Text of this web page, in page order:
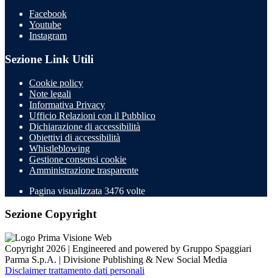
Facebook
Youtube
Instagram
Sezione Link Utili
Cookie policy
Note legali
Informativa Privacy
Ufficio Relazioni con il Pubblico
Dichiarazione di accessibilità
Obiettivi di accessibilità
Whistleblowing
Gestione consensi cookie
Amministrazione trasparente
Pagina visualizzata 3476 volte
Sezione Copyright
Copyright 2026 | Engineered and powered by Gruppo Spaggiari
Parma S.p.A. | Divisione Publishing & New Social Media
Disclaimer trattamento dati personali